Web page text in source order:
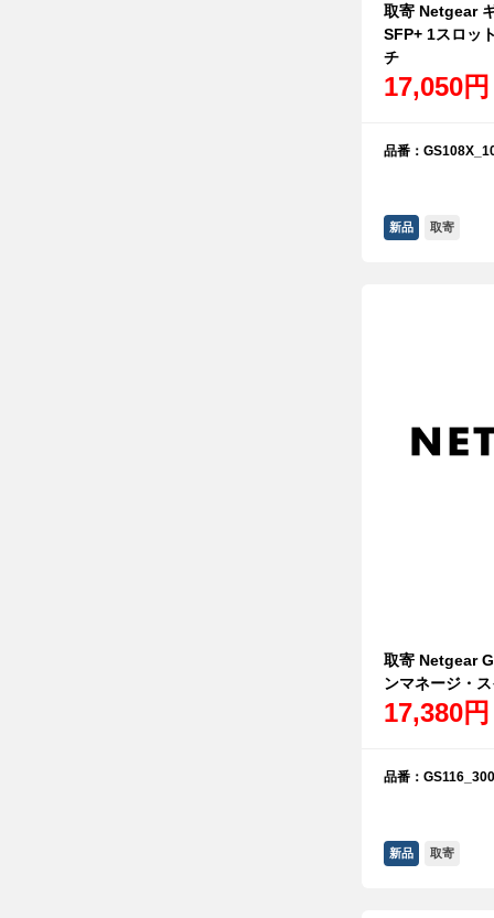
取寄 Netgear
SFP+ 1スロッ
チ
17,050円
品番：
新品 取寄
取寄 Netgear
ンマネージ・
17,380円
品番：
新品 取寄